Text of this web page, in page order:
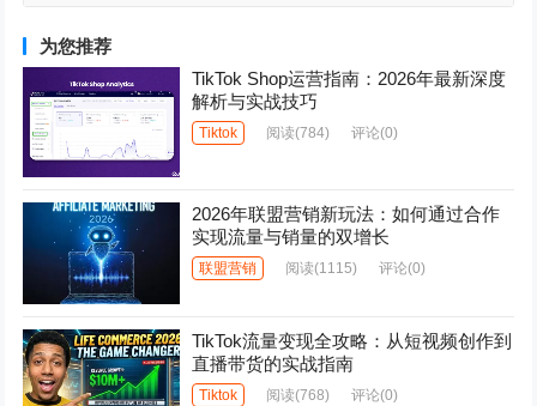
为您推荐
TikTok Shop运营指南：2026年最新深度
解析与实战技巧
Tiktok 阅读(784) 评论(0)
2026年联盟营销新玩法：如何通过合作
实现流量与销量的双增长
联盟营销 阅读(1115) 评论(0)
TikTok流量变现全攻略：从短视频创作到
直播带货的实战指南
Tiktok 阅读(768) 评论(0)